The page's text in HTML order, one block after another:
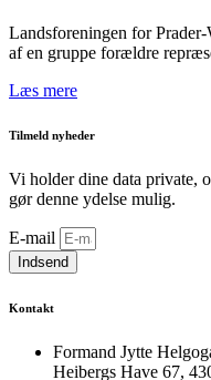
Landsforeningen for
af en gruppe forældre
Læs mere
Tilmeld nyheder
Vi holder dine data private,
gør denne ydelse mulig.
E-mail
Indsend
Kontakt
Formand Jytte
Heibergs Have 67,